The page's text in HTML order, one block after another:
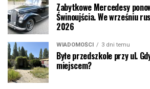
Zabytkowe Mercedesy
Świnoujścia. We wrześniu
2026
WIADOMOŚCI 3 dni temu
Byłe przedszkole przy ul.
miejscem?